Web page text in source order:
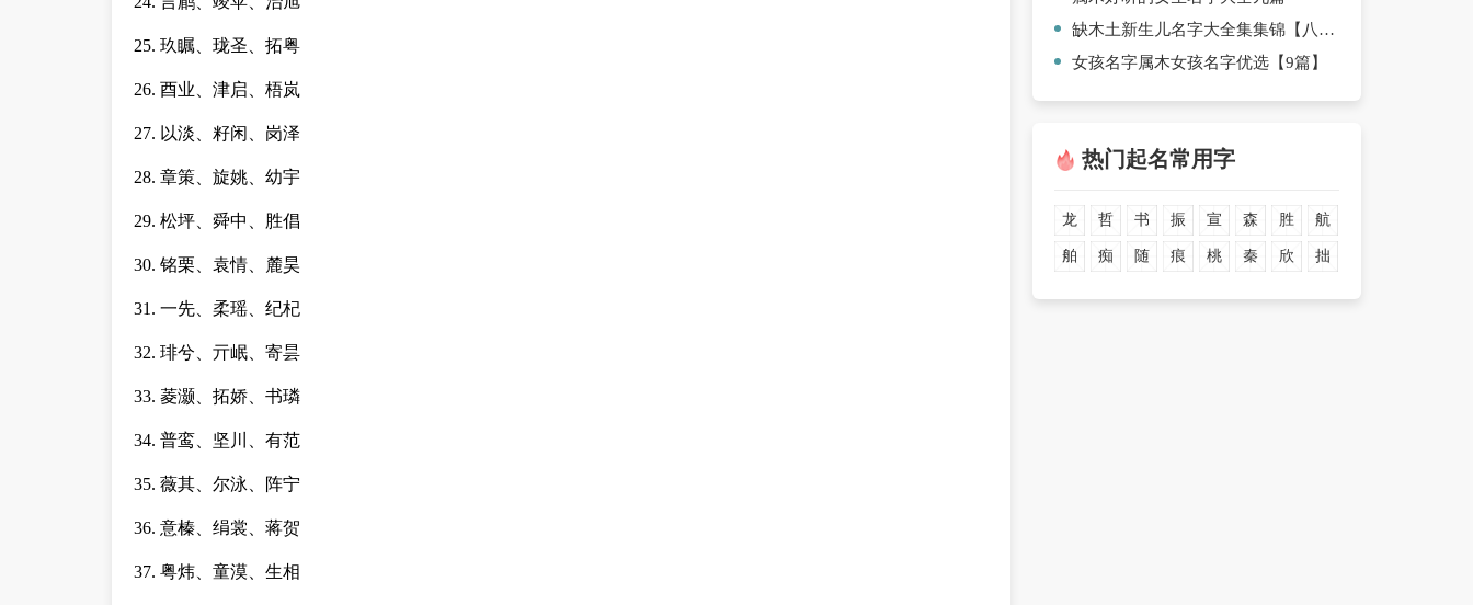
25. 玖瞩、珑圣、拓粤
26. 酉业、津启、梧岚
27. 以淡、籽闲、岗泽
28. 章策、旋姚、幼宇
29. 松坪、舜中、胜倡
30. 铭栗、袁情、麓昊
31. 一先、柔瑶、纪杞
32. 琲兮、亓岷、寄昙
33. 菱灏、拓娇、书璘
34. 普鸾、坚川、有范
35. 薇其、尔泳、阵宁
36. 意榛、绢裳、蒋贺
37. 粤炜、童漠、生相
缺木土新生儿名字大全集集锦【八篇】
女孩名字属木女孩名字优选【9篇】
热门起名常用字
龙 哲 书 振 宣 森 胜 航
舶 痴 随 痕 桃 秦 欣 拙